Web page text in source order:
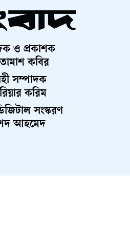
ও প্রকাশক
কবির
সম্পাদক
করিম
সংস্করণ
আহমেদ